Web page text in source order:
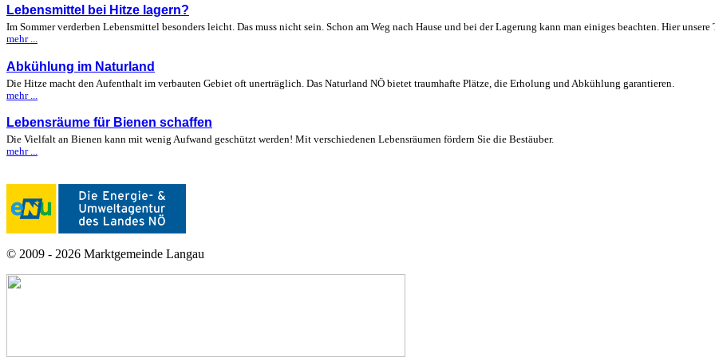
Lebensmittel bei Hitze lagern?
Im Sommer verderben Lebensmittel besonders leicht. Das muss nicht sein. Schon am Weg nach Hause und bei der Lagerung kann man einiges beachten. Hier unsere
mehr ...
Abkühlung im Naturland
Die Hitze macht den Aufenthalt im verbauten Gebiet oft unerträglich. Das Naturland NÖ bietet traumhafte Plätze, die Erholung und Abkühlung garantieren.
mehr ...
Lebensräume für Bienen schaffen
Die Vielfalt an Bienen kann mit wenig Aufwand geschützt werden! Mit verschiedenen Lebensräumen fördern Sie die Bestäuber.
mehr ...
© 2009 - 2026 Marktgemeinde Langau